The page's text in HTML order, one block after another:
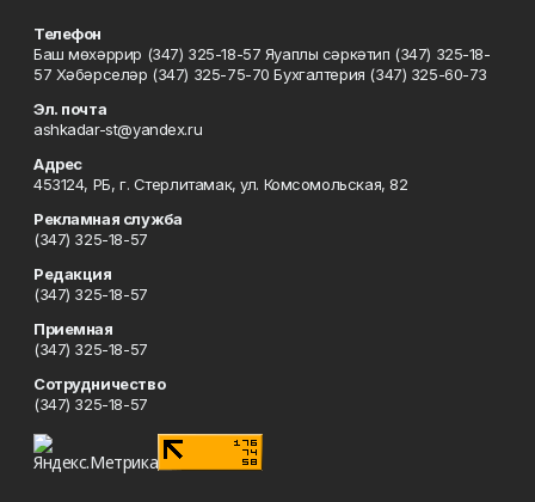
Телефон
Баш мөхәррир (347) 325-18-57 Яуаплы сәркәтип (347) 325-18-
57 Хәбәрселәр (347) 325-75-70 Бухгалтерия (347) 325-60-73
Эл. почта
ashkadar-st@yandex.ru
Адрес
453124, РБ, г. Стерлитамак, ул. Комсомольская, 82
Рекламная служба
(347) 325-18-57
Редакция
(347) 325-18-57
Приемная
(347) 325-18-57
Сотрудничество
(347) 325-18-57